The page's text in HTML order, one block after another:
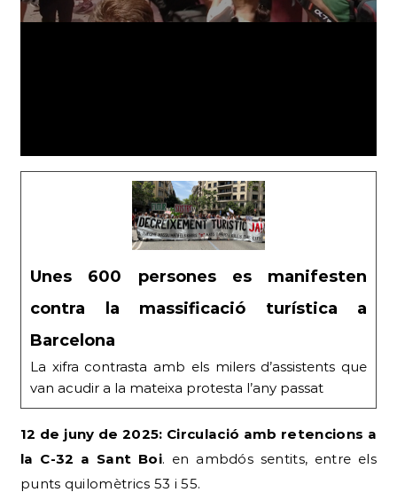
Unes 600 persones es manifesten
contra la massificació turística a
Barcelona
La xifra contrasta amb els milers d’assistents que
van acudir a la mateixa protesta l’any passat
12 de juny de 2025: Circulació amb retencions a
la C-32 a Sant Boi. en ambdós sentits, entre els
punts quilomètrics 53 i 55.